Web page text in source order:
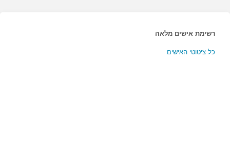
רשימת אישים מלאה
כל ציטוטי האישים